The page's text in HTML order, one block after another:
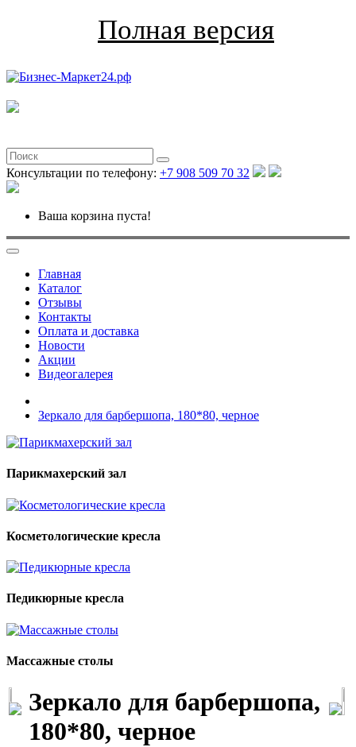
Полная версия
Консультации по телефону: +7 908 509 70 32
Ваша корзина пуста!
Главная
Каталог
Отзывы
Контакты
Оплата и доставка
Новости
Акции
Видеогалерея
Зеркало для барбершопа, 180*80, черное
Парикмахерский зал
Косметологические кресла
Педикюрные кресла
Массажные столы
Зеркало для барбершопа,
180*80, черное